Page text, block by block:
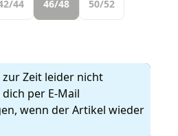
44 46/48 50/52
Zeit leider nicht
per E-Mail
wenn der Artikel wieder